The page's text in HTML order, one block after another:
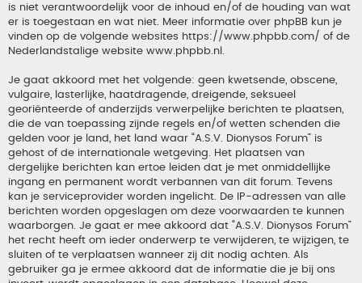
is niet verantwoordelijk voor de inhoud en/of de houding van wat
er is toegestaan en wat niet. Meer informatie over phpBB kun je
vinden op de volgende websites https://www.phpbb.com/ of de
Nederlandstalige website www.phpbb.nl
Je gaat akkoord met het volgende: geen kwetsende, obscene,
vulgaire, lasterlijke, haatdragende, dreigende, seksueel
georiënteerde of anderzijds verwerpelijke berichten te plaatsen,
die de van toepassing zijnde regels en/of wetten schenden die
gelden voor je land, het land waar “A.S.V. Dionysos Forum” is
gehost of de internationale wetgeving. Het plaatsen van
dergelijke berichten kan ertoe leiden dat je met onmiddellijke
ingang en permanent wordt verbannen van dit forum. Tevens
kan je serviceprovider worden ingelicht. De IP-adressen van alle
berichten worden opgeslagen om deze voorwaarden te kunnen
waarborgen. Je gaat er mee akkoord dat “A.S.V. Dionysos Forum”
het recht heeft om ieder onderwerp te verwijderen, te wijzigen, te
sluiten of te verplaatsen wanneer zij dit nodig achten. Als
gebruiker ga je ermee akkoord dat de informatie die je bij ons